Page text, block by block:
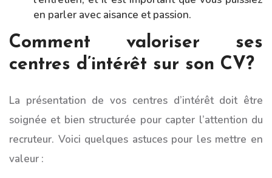
en parler avec aisance et passion.
Comment valoriser ses
centres d’intérêt sur son CV?
La présentation de vos centres d’intérêt doit être
soignée et bien structurée pour capter l’attention du
recruteur. Voici quelques astuces pour les mettre en
valeur :